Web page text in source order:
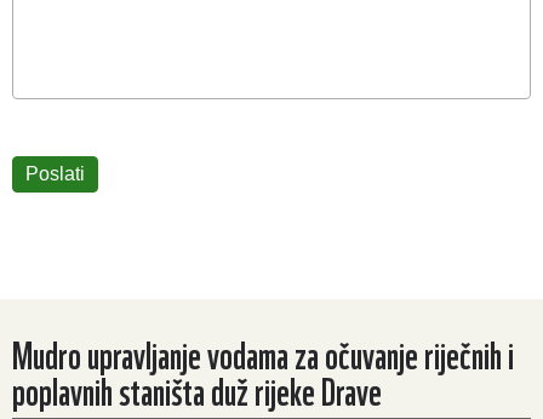
Mudro upravljanje vodama za očuvanje riječnih i
poplavnih staništa duž rijeke Drave